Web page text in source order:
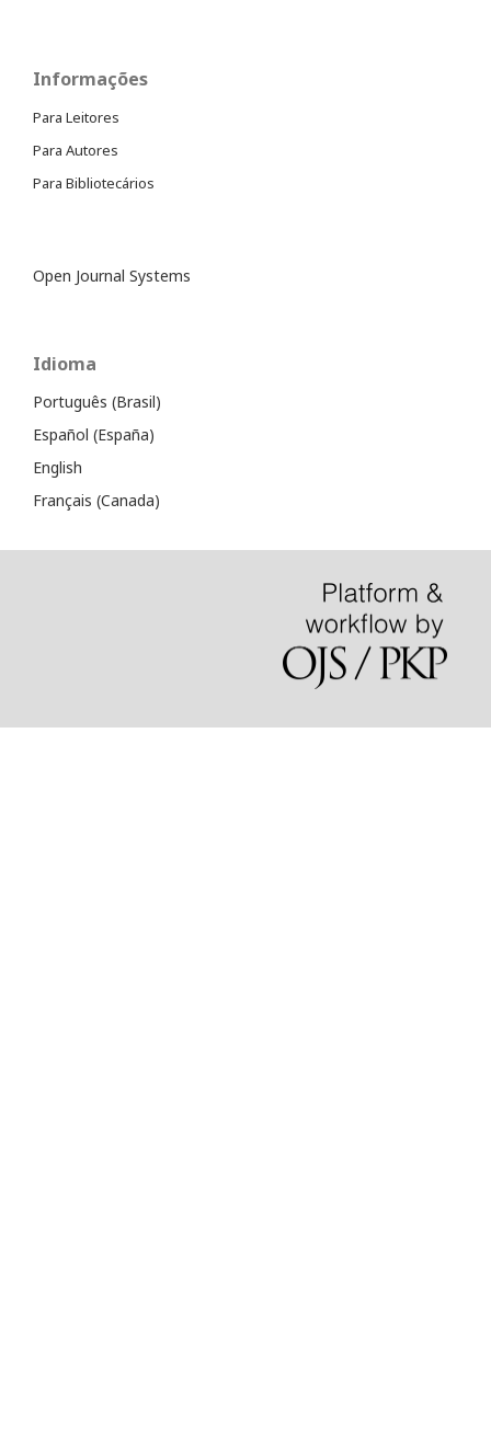
Informações
Para Leitores
Para Autores
Para Bibliotecários
Open Journal Systems
Idioma
Português (Brasil)
Español (España)
English
Français (Canada)